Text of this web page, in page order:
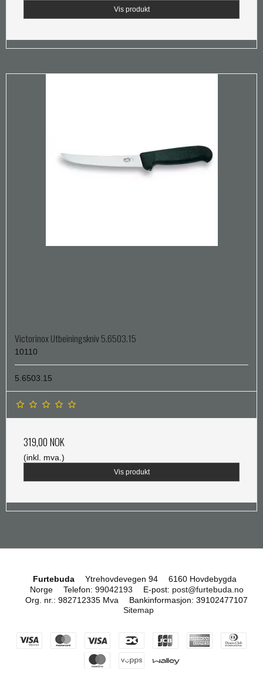
Vis produkt
Victorinox Utbeiningskniv 5.6503.15
10110
5.6503.15
319,00 NOK
(inkl. mva.)
Vis produkt
Furtebuda Ytrehovdevegen 94
6160 Hovdebygda
Norge
Telefon: 99042193 E-post: post@furtebuda.no
Org. nr. : 982712335 Mva Bankinformasjon: 39102477107
Sitemap